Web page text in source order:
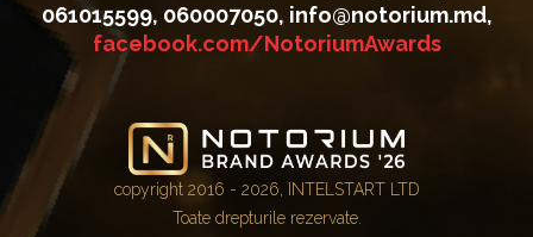
061015599, 060007050, info@notorium.md,
facebook.com/NotoriumAwards
copyright 2016 - 2026, INTELSTART LTD
Toate drepturile rezervate.